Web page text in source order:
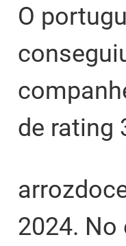
O
de rating
2024. No